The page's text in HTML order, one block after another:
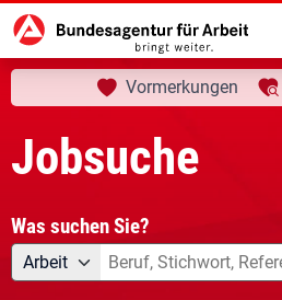
Startseite Jobsuche aktuelle Seite:
Ihre Suche
Vormerkungen
Jobsuche
Was suchen Sie?
Angebotsart
Arbeit Was suchen Sie?